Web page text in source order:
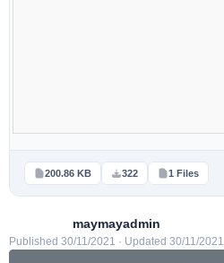
200.86 KB 322 1 Files
maymayadmin
Published 30/11/2021 · Updated 30/11/2021